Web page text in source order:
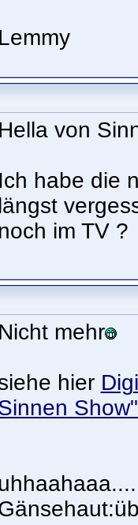
Lemmy
Hella von
Ich habe die
im TV ?
Nicht mehr
hier